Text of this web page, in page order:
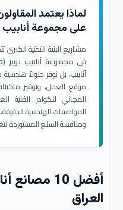
لماذا يعتمد
على مجموعة أنابيب
مشاريع البنية التحتية
في مجموعة أنابيب بوير (Bwer Pipes Group)
أنابيب، بل نوفر حلولاً
موقع العمل، وتوفير
المجاني للكوادر الفنية
المواصفات الهندسية
ومنافسة السلع المستوردة
أفضل 10
العراق